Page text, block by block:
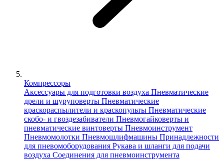
Компрессоры
Аксессуары для подготовки воздуха Пневматические
дрели и шуруповерты Пневматические
краскораспылители и краскопульты Пневматические
скобо- и гвоздезабиватели Пневмогайковерты и
пневматические винтоверты Пневмоинструмент
Пневмомолотки Пневмошлифмашины Принадлежности
для пневомоборудования Рукава и шланги для подачи
воздуха Соединения для пневмоинструмента